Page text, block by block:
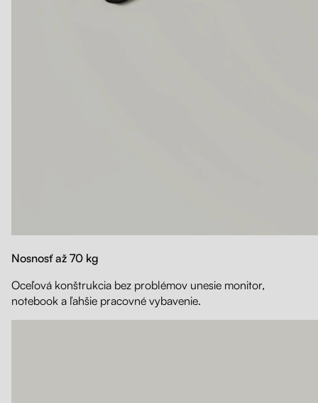
Nosnosť až 70 kg
Oceľová konštrukcia bez problémov unesie monitor,
notebook a ľahšie pracovné vybavenie.